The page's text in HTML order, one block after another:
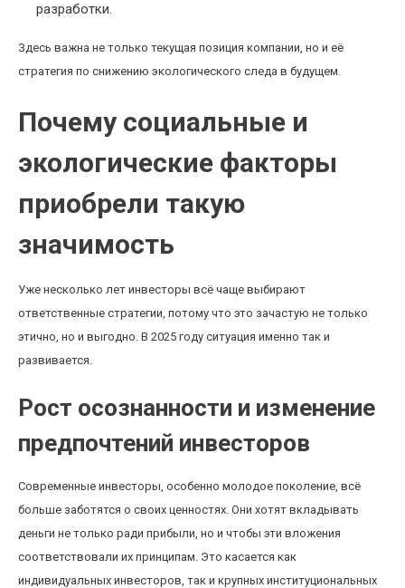
разработки.
Здесь важна не только текущая позиция компании, но и её
стратегия по снижению экологического следа в будущем.
Почему социальные и
экологические факторы
приобрели такую
значимость
Уже несколько лет инвесторы всё чаще выбирают
ответственные стратегии, потому что это зачастую не только
этично, но и выгодно. В 2025 году ситуация именно так и
развивается.
Рост осознанности и изменение
предпочтений инвесторов
Современные инвесторы, особенно молодое поколение, всё
больше заботятся о своих ценностях. Они хотят вкладывать
деньги не только ради прибыли, но и чтобы эти вложения
соответствовали их принципам. Это касается как
индивидуальных инвесторов, так и крупных институциональных